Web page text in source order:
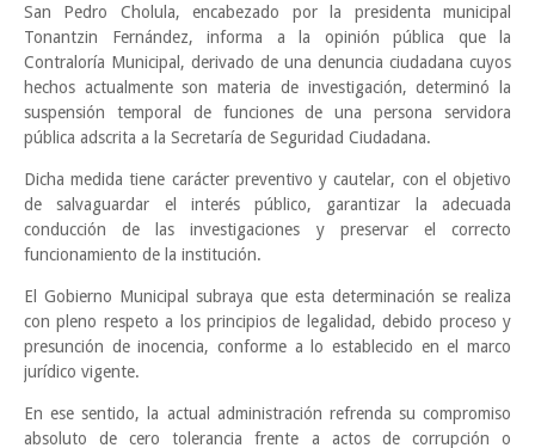
San Pedro Cholula, encabezado por la presidenta municipal
Tonantzin Fernández, informa a la opinión pública que la
Contraloría Municipal, derivado de una denuncia ciudadana cuyos
hechos actualmente son materia de investigación, determinó la
suspensión temporal de funciones de una persona servidora
pública adscrita a la Secretaría de Seguridad Ciudadana.
Dicha medida tiene carácter preventivo y cautelar, con el objetivo
de salvaguardar el interés público, garantizar la adecuada
conducción de las investigaciones y preservar el correcto
funcionamiento de la institución.
El Gobierno Municipal subraya que esta determinación se realiza
con pleno respeto a los principios de legalidad, debido proceso y
presunción de inocencia, conforme a lo establecido en el marco
jurídico vigente.
En ese sentido, la actual administración refrenda su compromiso
absoluto de cero tolerancia frente a actos de corrupción o